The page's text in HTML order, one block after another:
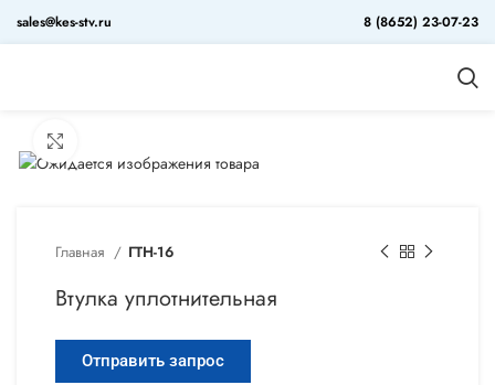
sales@kes-stv.ru 8 (8652) 23-07-23
Главная ГТН-16
Втулка уплотнительная
Отправить запрос